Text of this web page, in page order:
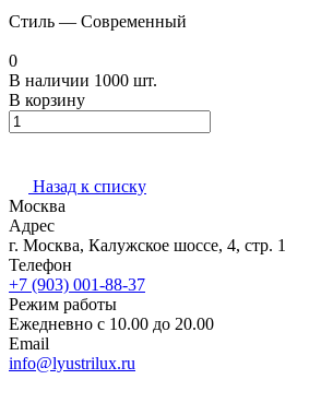
Стиль — Современный
0
В наличии 1000 шт.
В корзину
Назад к списку
Москва
Адрес
г. Москва, Калужское шоссе, 4, стр. 1
Телефон
+7 (903) 001-88-37
Режим работы
Ежедневно с 10.00 до 20.00
Email
info@lyustrilux.ru